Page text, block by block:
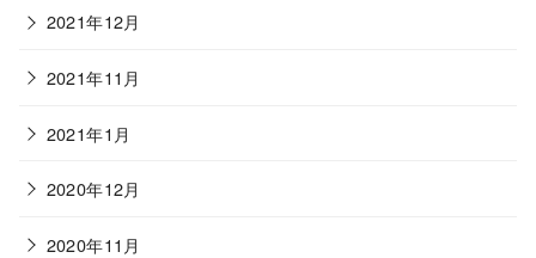
2021年12月
2021年11月
2021年1月
2020年12月
2020年11月